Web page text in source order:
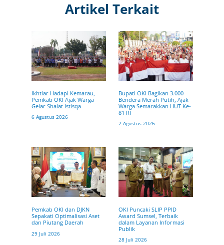
Artikel Terkait
Ikhtiar Hadapi Kemarau,
Pemkab OKI Ajak Warga
Gelar Shalat Istisqa
6 Agustus 2026
Bupati OKI Bagikan 3.000
Bendera Merah Putih, Ajak
Warga Semarakkan HUT Ke-
81 RI
2 Agustus 2026
Pemkab OKI dan DJKN
Sepakati Optimalisasi Aset
dan Piutang Daerah
29 Juli 2026
OKI Puncaki SLIP PPID
Award Sumsel, Terbaik
dalam Layanan Informasi
Publik
28 Juli 2026